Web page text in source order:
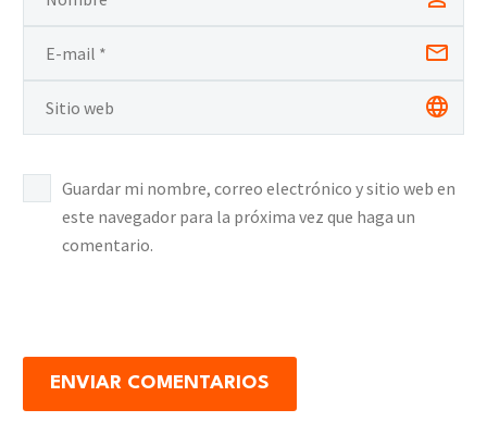
Guardar mi nombre, correo electrónico y sitio web en
este navegador para la próxima vez que haga un
comentario.
ENVIAR COMENTARIOS